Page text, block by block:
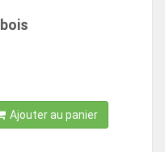
Ajouter au panier